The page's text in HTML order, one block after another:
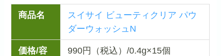
商品名
スイサイ ビューティクリア パウ
ダーウォッシュN
価格/容
990円（税込）/0.4g×15個